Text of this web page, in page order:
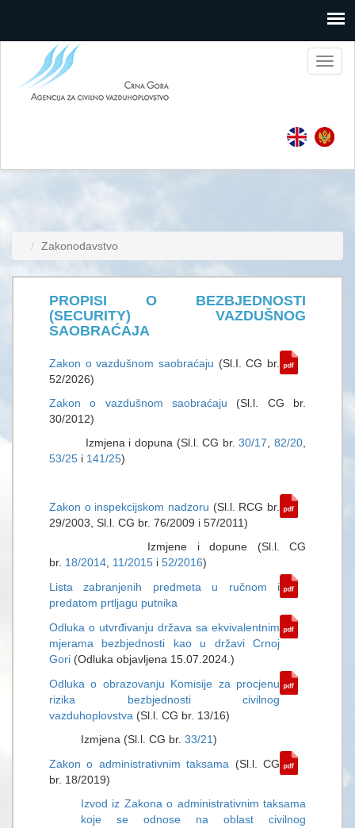
Zakonodavstvo
PROPISI O BEZBJEDNOSTI
(SECURITY) VAZDUŠNOG
SAOBRAĆAJA
Zakon o vazdušnom saobraćaju (Sl.I. CG br.
52/2026)
Zakon o vazdušnom saobraćaju (Sl.l. CG br.
30/2012)
Izmjena i dopuna (Sl.l. CG br.30/17 ,82/20
53/25 i 141/25)
Zakon o inspekcijskom nadzoru (Sl.l. RCG br.
29/2003, Sl.l. CG br. 76/2009 i 57/2011)
Izmjene i dopune (Sl.l. CG
br. 18/2014 11/2015 i 52/2016)
Lista zabranjenih predmeta u ručnom i
predatom prtljagu putnika
Odluka o utvrđivanju država sa ekvivalentnim
mjerama bezbjednosti kao u državi Crnoj
Gori (Odluka objavljena 15.07.2024.)
Odluka o obrazovanju Komisije za procjenu
rizika bezbjednosti civilnog
vazduhoplovstva (Sl.l. CG br. 13/16)
Izmjena (Sl.l. CG br. 33/21)
Zakon o administrativnim taksama (Sl.l. CG
br. 18/2019)
Izvod iz Zakona o administrativnim taksama
koje se odnose na oblast civilnog